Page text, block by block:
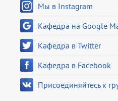
Мы в Instagram
Кафедра на Google
Кафедра в Twitter
Кафедра в Facebook
Присоединяйтесь к